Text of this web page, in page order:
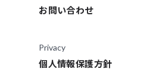
お問い合わせ
Privacy
個人情報保護方針